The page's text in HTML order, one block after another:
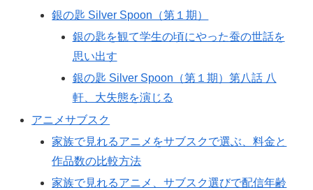
銀の匙 Silver Spoon（第１期）
銀の匙を観て学生の頃にやった蚕の世話を
思い出す
銀の匙 Silver Spoon（第１期）第八話 八
軒、大失態を演じる
アニメサブスク
家族で見れるアニメをサブスクで選ぶ、料金と
作品数の比較方法
家族で見れるアニメ、サブスク選びで配信年齢